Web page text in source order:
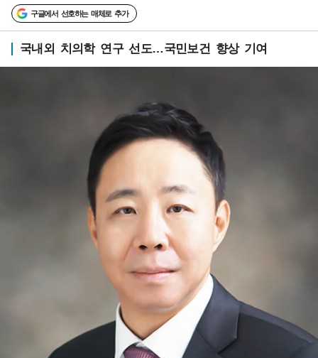
구글에서 선호하는 매체로 추가
국내외 치의학 연구 선도…국민보건 향상 기여